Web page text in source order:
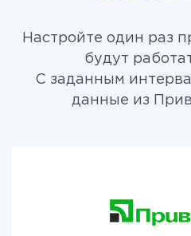
Настройте один раз
будут
С заданным
данные из